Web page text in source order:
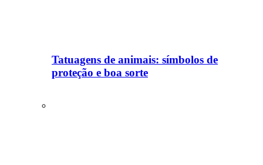
Tatuagens de animais: símbolos de
proteção e boa sorte